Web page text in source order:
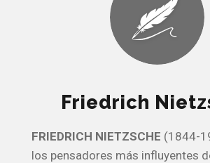
Friedrich
FRIEDRICH NIETZSCHE (1844-
los pensadores más influyentes